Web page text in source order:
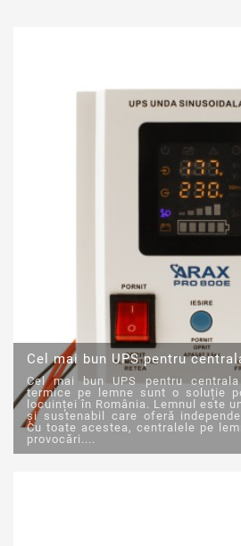
Cel mai bun UPS pentru
Cel mai bun UPS pentru
termice pe lemne sunt o soluție
locuinței în România. Lemnul este
și sustenabil care oferă
Cu toate acestea, centralele pe
provocări....